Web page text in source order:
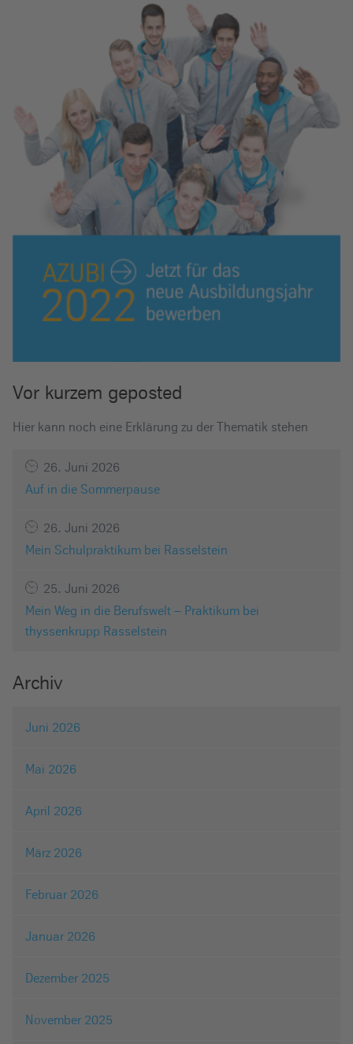
Vor kurzem geposted
Hier kann noch eine Erklärung zu der Thematik stehen
26. Juni 2026
Auf in die Sommerpause
26. Juni 2026
Mein Schulpraktikum bei Rasselstein
25. Juni 2026
Mein Weg in die Berufswelt – Praktikum bei
thyssenkrupp Rasselstein
Archiv
Juni 2026
Mai 2026
April 2026
März 2026
Februar 2026
Januar 2026
Dezember 2025
November 2025